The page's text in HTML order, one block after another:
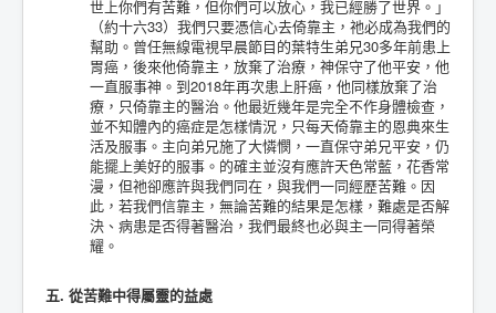
世上你們有苦難，但你們可以放心，我已經勝了世界。」
（約十六33）我們只要憑信心去倚靠主，祂必成為我們的
幫助。曾任無線電視早晨節目的葉特生弟兄30多年前患上
胃癌，後來他倚靠主，放棄了治療，神保守了他平安，他
一直服事神。到2018年再次患上肝癌，他同樣放棄了治
療，只倚靠主的醫治。他最近幾年是完全不作身體檢查，
並不知體內的癌症是怎樣情況，只每天倚靠主的恩典來生
活及服事。主向弟兄施了大憐憫，一直保守弟兄平安，仍
能擺上美好的服事。的確主並沒有應許天色常藍，花香常
漫，但祂卻應許與我們同在，與我們一同經歷苦難。因
此，若我們信靠主，無論苦難的結果是怎樣，難處是否解
決、病患是否得著醫治，我們最終也必與主一同得著榮
耀。
五. 從苦難中得屬靈的益處